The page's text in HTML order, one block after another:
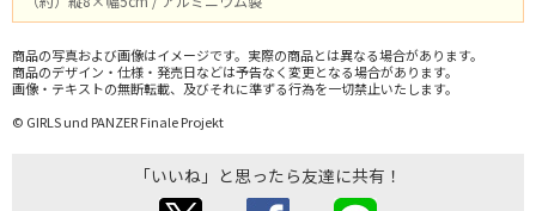
商品の写真および画像はイメージです。実際の商品とは異なる場合があります。
商品のデザイン・仕様・発売日などは予告なく変更となる場合があります。
画像・テキストの無断転載、及びそれに準ずる行為を一切禁止いたします。
© GIRLS und PANZER Finale Projekt
「いいね」と思ったら友達に共有！